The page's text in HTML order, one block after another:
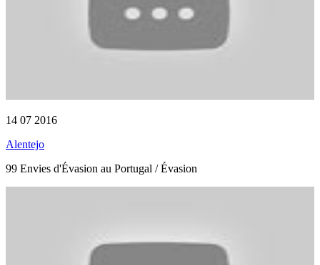
14 07 2016
Alentejo
99 Envies d'Évasion au Portugal / Évasion